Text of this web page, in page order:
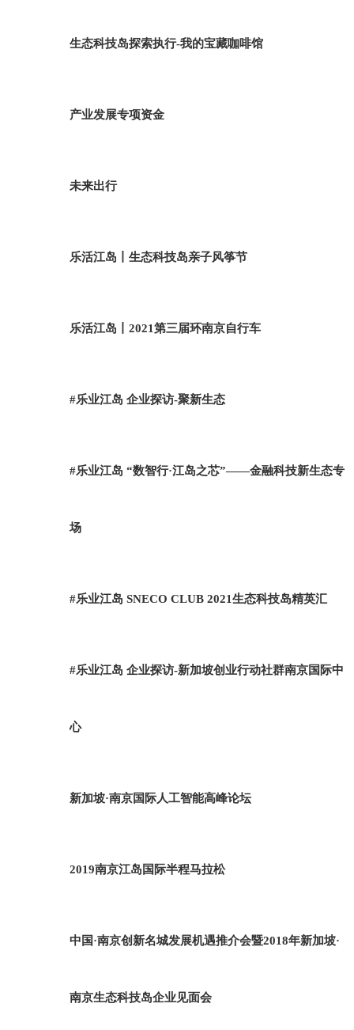
生态科技岛探索执行-我的宝藏咖啡馆
产业发展专项资金
未来出行
乐活江岛丨生态科技岛亲子风筝节
乐活江岛丨2021第三届环南京自行车
#乐业江岛 企业探访-聚新生态
#乐业江岛 “数智行·江岛之芯”——金融科技新生态专
场
#乐业江岛 SNECO CLUB 2021生态科技岛精英汇
#乐业江岛 企业探访-新加坡创业行动社群南京国际中
心
新加坡·南京国际人工智能高峰论坛
2019南京江岛国际半程马拉松
中国·南京创新名城发展机遇推介会暨2018年新加坡·
南京生态科技岛企业见面会